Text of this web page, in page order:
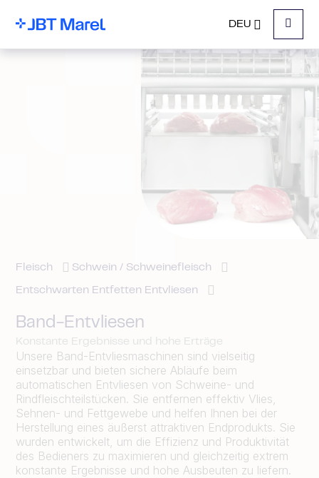
DEU
Menu
Fleisch Schwein / Schweinefleisch
Entschwarten Entfetten Entvliesen
Band-Entvliesen
Konstante Ergebnisse und hohe Erträge
Unsere Band-Entvliesmaschinen sind vielseitig
einsetzbar und bieten sichere Abläufe beim
automatischen Entvliesen von Schweine- und
Rindfleischteilstücken. Sie entfernen effektiv Vlies,
Sehnen- und Fettgewebe und helfen Ihnen bei der
Herstellung eines äußerst attraktiven Endprodukts. Sie
wurden entwickelt, um die Effizienz und Produktivität
des Bedieners zu maximieren und gleichzeitig extrem
konstante Ergebnisse und hohe Ausbeuten zu liefern.